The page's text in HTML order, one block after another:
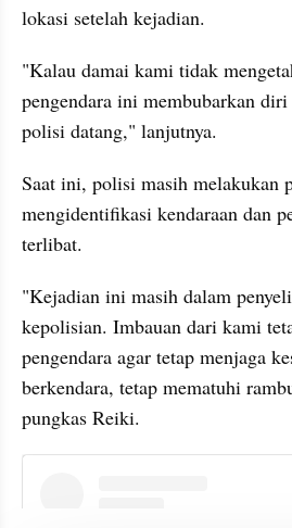
lokasi setelah kejadian.
"Kalau damai kami tidak
pengendara ini membubarkan diri
polisi datang," lanjutnya.
Saat ini, polisi masih melakukan
mengidentifikasi kendaraan dan
terlibat.
"Kejadian ini masih dalam
kepolisian. Imbauan dari kami
pengendara agar tetap menjaga
berkendara, tetap mematuhi
pungkas Reiki.